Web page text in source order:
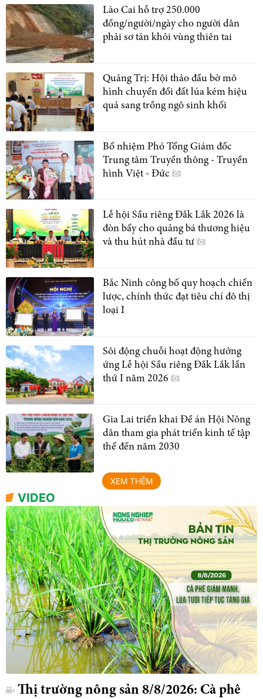
Lào Cai hỗ trợ 250.000
đồng/người/ngày cho người dân
phải sơ tán khỏi vùng thiên tai
Quảng Trị: Hội thảo đầu bờ mô
hình chuyển đổi đất lúa kém hiệu
quả sang trồng ngô sinh khối
Bổ nhiệm Phó Tổng Giám đốc
Trung tâm Truyền thông - Truyền
hình Việt - Đức
Lễ hội Sầu riêng Đắk Lắk 2026 là
đòn bẩy cho quảng bá thương hiệu
và thu hút nhà đầu tư
Bắc Ninh công bố quy hoạch chiến
lược, chính thức đạt tiêu chí đô thị
loại I
Sôi động chuỗi hoạt động hưởng
ứng Lễ hội Sầu riêng Đắk Lắk lần
thứ I năm 2026
Gia Lai triển khai Đề án Hội Nông
dân tham gia phát triển kinh tế tập
thể đến năm 2030
XEM THÊM
VIDEO
Thị trường nông sản 8/8/2026: Cà phê